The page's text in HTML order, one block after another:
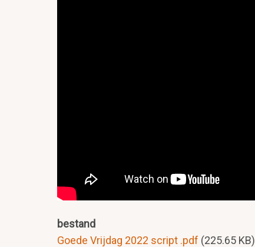
bestand
Goede Vrijdag 2022 script .pdf (225.65 KB)